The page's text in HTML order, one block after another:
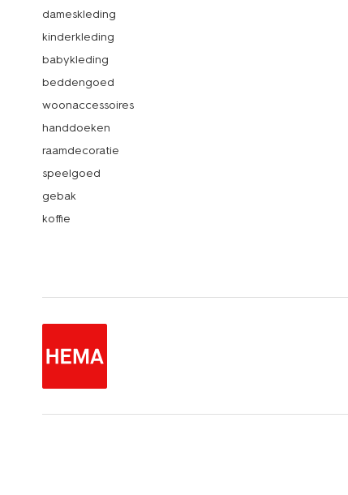
dameskleding
kinderkleding
babykleding
beddengoed
woonaccessoires
handdoeken
raamdecoratie
speelgoed
gebak
koffie